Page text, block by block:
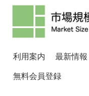
利用案内 最新情報
無料会員登録